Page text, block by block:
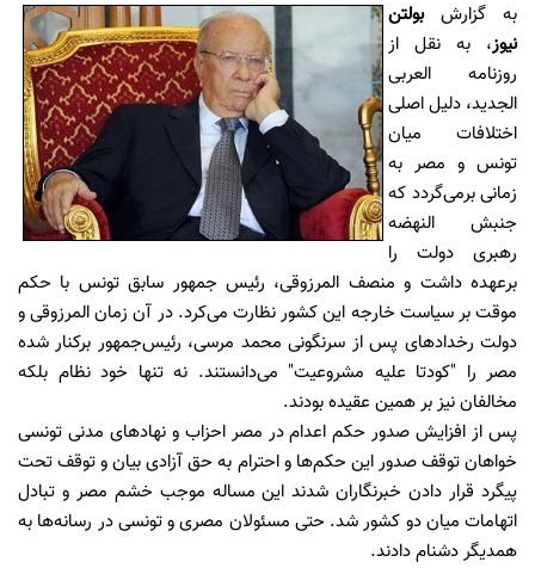
به گزارشبولتن
نیوز، به نقل از
روزنامه العربی
الجدید، دلیل اصلی
اختلافات میان
تونس و مصر به
زمانی برمی‌گردد که
جنبش النهضه
رهبری دولت را
برعهده داشت و منصف المرزوقی، رئیس جمهور سابق تونس با حکم
موقت بر سیاست خارجه این کشور نظارت می‌کرد. در آن زمان المرزوقی و
دولت رخدادهای پس از سرنگونی محمد مرسی، رئیس‌جمهور برکنار شده
مصر را "کودتا علیه مشروعیت" می‌دانستند. نه تنها خود نظام بلکه
مخالفان نیز بر همین عقیده بودند.
پس از افزایش صدور حکم اعدام در مصر احزاب و نهادهای مدنی تونسی
خواهان توقف صدور این حکم‌ها و احترام به حق آزادی بیان و توقف تحت
پیگرد قرار دادن خبرنگاران شدند این مساله موجب خشم مصر و تبادل
اتهامات میان دو کشور شد. حتی مسئولان مصری و تونسی در رسانه‌ها به
همدیگر دشنام دادند.